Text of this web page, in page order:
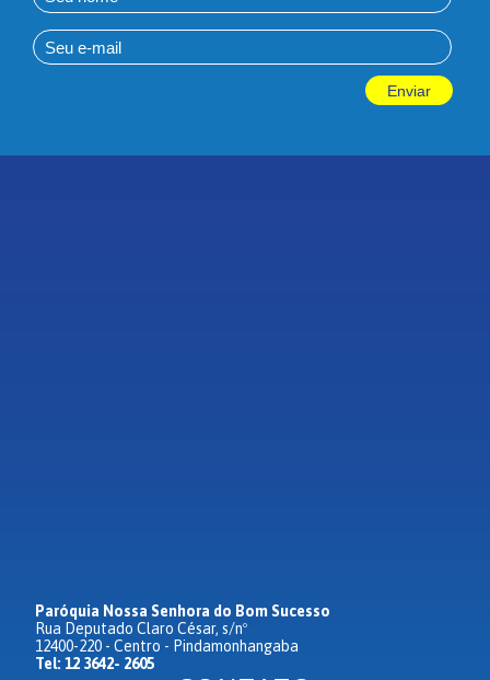
Paróquia Nossa Senhora do Bom Sucesso
Rua Deputado Claro César, s/nº
12400-220 - Centro - Pindamonhangaba
Tel: 12 3642- 2605